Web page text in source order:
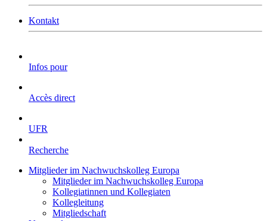
Kontakt
Infos pour
Accès direct
UFR
Recherche
Mitglieder im Nachwuchskolleg Europa
Mitglieder im Nachwuchskolleg Europa
Kollegiatinnen und Kollegiaten
Kollegleitung
Mitgliedschaft